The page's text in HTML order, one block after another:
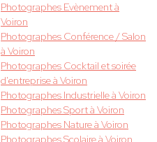
Photographes Evènement à
Voiron
Photographes Conférence / Salon
à Voiron
Photographes Cocktail et soirée
d'entreprise à Voiron
Photographes Industrielle à Voiron
Photographes Sport à Voiron
Photographes Nature à Voiron
Photographes Scolaire à Voiron